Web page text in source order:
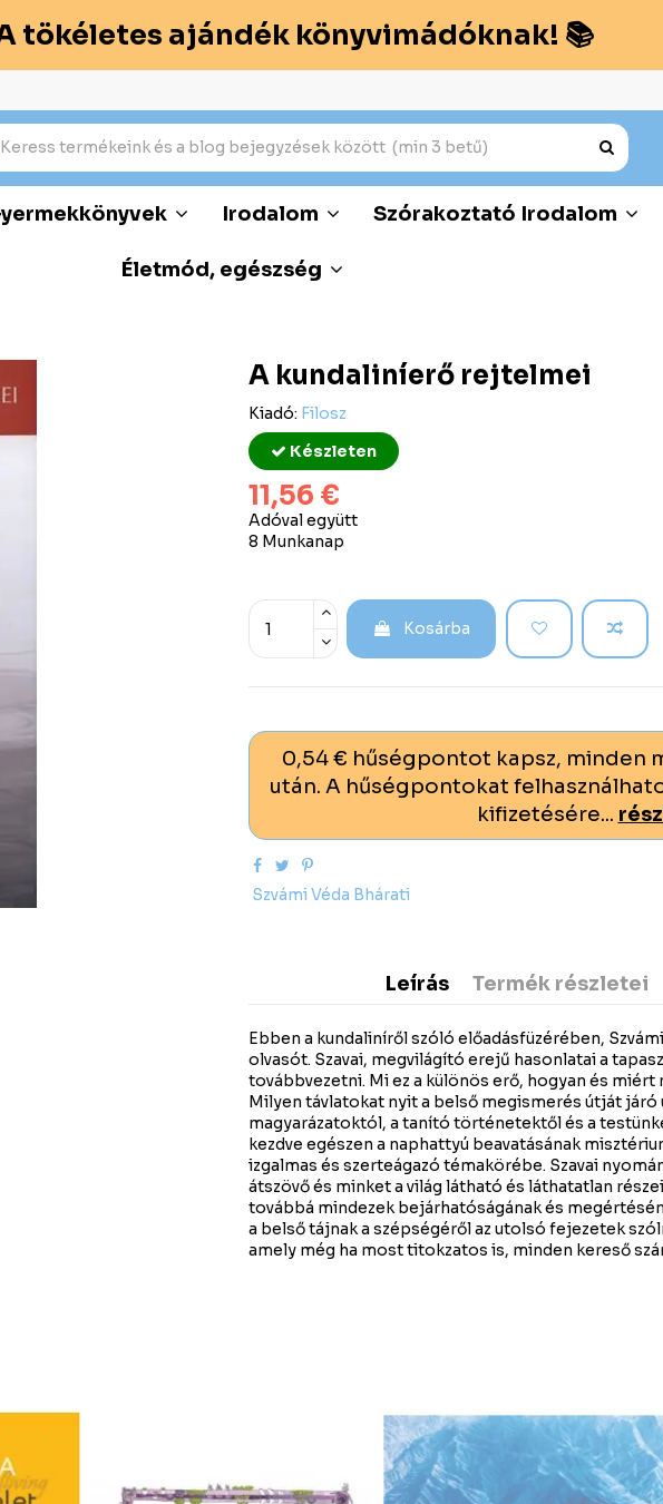
tökéletes ajándék könyvimádóknak! 📚
Irodalom Szórakoztató Irodalom
Életmód, egészség
A kundaliníerő rejtelmei
Kiadó: Filosz
Készleten
11,56 €
Adóval együtt
8 Munkanap
Kosárba
0,54 € hűségpontot kapsz, minden
után. A hűségpontokat
kifizetésére...
Szvámi Véda Bhárati
Leírás Termék részletei
Ebben a kundaliníről szóló előadásfüzérében,
olvasót. Szavai, megvilágító erejű hasonlatai a
továbbvezetni. Mi ez a különös erő, hogyan és
Milyen távlatokat nyit a belső megismerés útját járó
magyarázatoktól, a tanító történetektől és a
kezdve egészen a naphattyú beavatásának
izgalmas és szerteágazó témakörébe. Szavai
átszövő és minket a világ látható és láthatatlan
továbbá mindezek bejárhatóságának és
a belső tájnak a szépségéről az utolsó fejezetek
amely még ha most titokzatos is, minden kereső